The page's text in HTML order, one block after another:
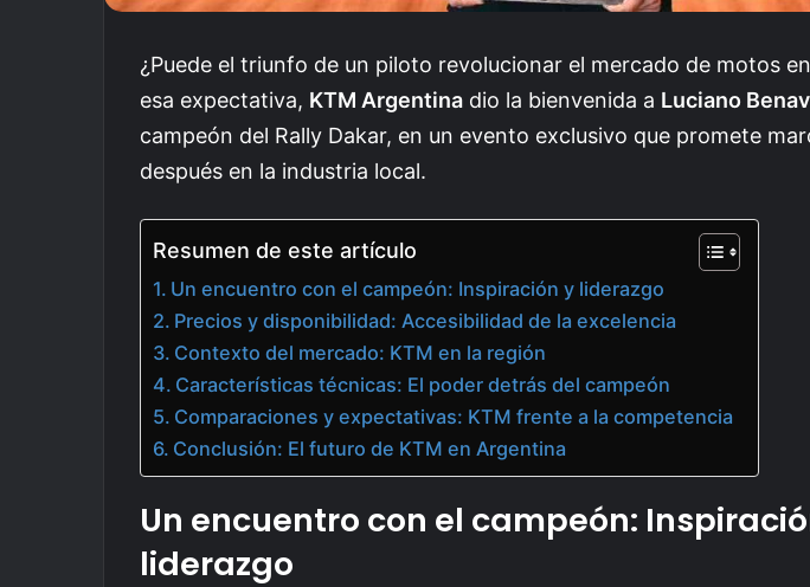
¿Puede el triunfo de un piloto revolucionar el mercado de motos
esa expectativa, KTM Argentina dio la bienvenida a Luciano
campeón del Rally Dakar, en un evento exclusivo que promete
después en la industria local.
Resumen de este artículo
Un encuentro con el campeón: Inspiración y liderazgo
Precios y disponibilidad: Accesibilidad de la excelencia
Contexto del mercado: KTM en la región
Características técnicas: El poder detrás del campeón
Comparaciones y expectativas: KTM frente a la competencia
Conclusión: El futuro de KTM en Argentina
Un encuentro con el campeón:
liderazgo